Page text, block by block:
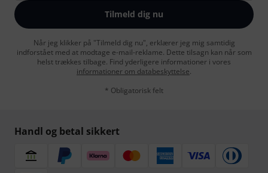
Tilmeld dig nu
Når jeg klikker på "Tilmeld dig nu", erklærer jeg mig samtidig
indforstået med at modtage e-mail-reklame. Dette tilsagn kan når som
helst trækkes tilbage. Find yderligere informationer i vores
informationer om databeskyttelse.
* Obligatorisk felt
Handl og betal sikkert